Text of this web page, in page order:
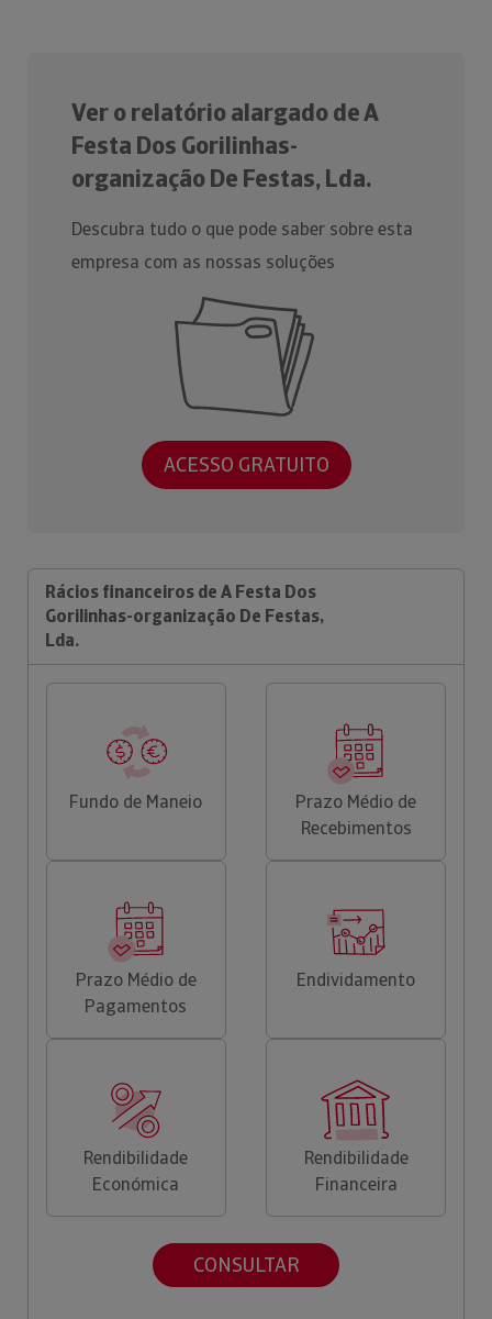
Ver o relatório alargado de A
Festa Dos Gorilinhas-
organização De Festas, Lda.
Descubra tudo o que pode saber sobre esta
empresa com as nossas soluções
ACESSO GRATUITO
Rácios financeiros de A Festa Dos
Gorilinhas-organização De Festas,
Lda.
Fundo de Maneio
Prazo Médio de
Recebimentos
Prazo Médio de
Pagamentos
Endividamento
Rendibilidade
Económica
Rendibilidade
Financeira
CONSULTAR